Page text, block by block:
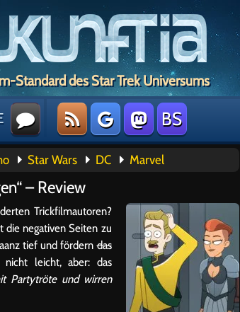
Standard des Star Trek Universums
BS
Star Wars DC Marvel
– Review
Trickfilmautoren?
negativen Seiten zu
tief und förderndas
leicht, aber: das
Partytröte und wirren